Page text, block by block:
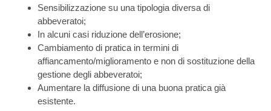
Sensibilizzazione su una tipologia diversa di
abbeveratoi;
In alcuni casi riduzione dell’erosione;
Cambiamento di pratica in termini di
affiancamento/miglioramento e non di sostituzione della
gestione degli abbeveratoi;
Aumentare la diffusione di una buona pratica già
esistente.